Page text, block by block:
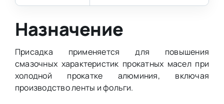
Назначение
Присадка применяется для повышения
смазочных характеристик прокатных масел при
холодной прокатке алюминия, включая
производство ленты и фольги.